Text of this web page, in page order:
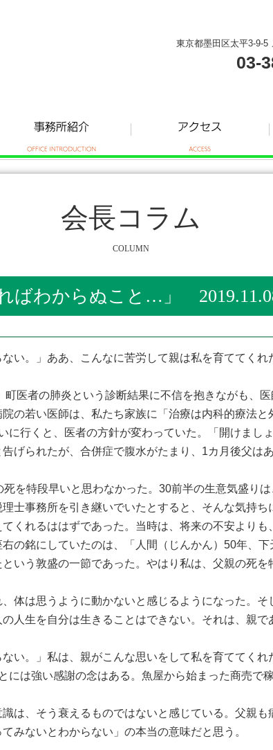
東京都墨田区太平3-9-5
03-
会長コラム
COLUMN
ばわからぬこと…」
い。」ああ、こんなに苦労して親は私を育ててくれ
医者の肺炎という診断結果に不信を抱きながも、
の若い医師は、私たち家族に「治療は内科的療法
に行くと、医者の方針が変わっていた。「開けまし
げられたが、合併症で腹水がたまり、1カ月後父は
を特段早いと思わなかった。30前半の生意気盛り
士事務所を引き継いでいたとすると、そんな気持
くれるははずであった。当時は、将来の不安より
の銘にしていたのは、「人間（じんかん）50年、
いう敦盛の一節であった。やはり私は、父親の死を
体は思うように動かないと感じるようになった。
人生を自分は生きることはできない。それは、親
い。」私は、親がこんな思いをして私を育ててく
は強い感謝の念はある。魚屋から始まった商売で
は、そう衰えるものではないと感じている。父親
みないとわからない」の本当の意味だと思う。